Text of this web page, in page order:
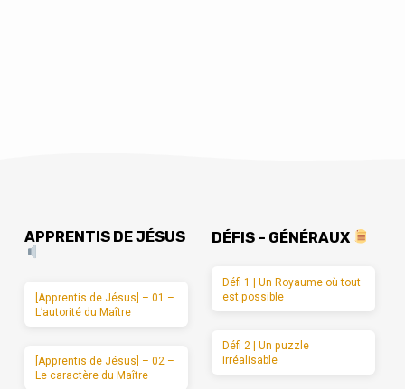
APPRENTIS DE JÉSUS
[Apprentis de Jésus] – 01 –
L’autorité du Maître
[Apprentis de Jésus] – 02 –
Le caractère du Maître
DÉFIS – GÉNÉRAUX
Défi 1 | Un Royaume où tout
est possible
Défi 2 | Un puzzle
irréalisable